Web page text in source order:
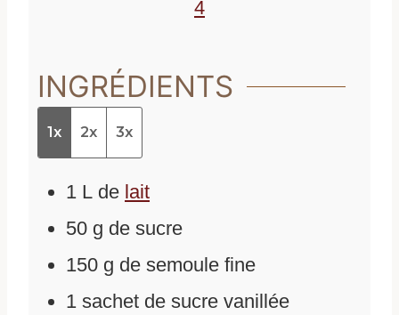
4
INGRÉDIENTS
1x 2x 3x
1 L de lait
50 g de sucre
150 g de semoule fine
1 sachet de sucre vanillée